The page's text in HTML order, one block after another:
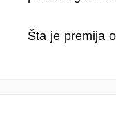
Šta je premija